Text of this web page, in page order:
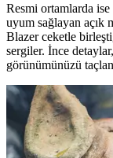
Resmi ortamlarda
uyum sağlayan açık
Blazer ceketle
sergiler. İnce
görünümünüzü